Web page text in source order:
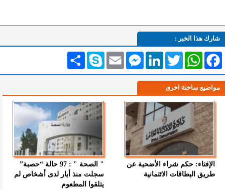
شارك هذا الخبر :
انشر Skype Email
MessengerLinkedInTwitterWhatsAppFacebook
مواضيع ساخنة اخرى
الإفتاء: حكم شراء الأضحية عن
طريق البطاقات الائتمانية
" الصحة " : 97 حالة “حصبة”
سجلت منذ أيار لدى أشخاص لم
يتلقوا المطعوم